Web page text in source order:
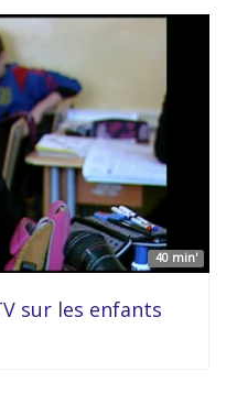
40 min'
sur les enfants